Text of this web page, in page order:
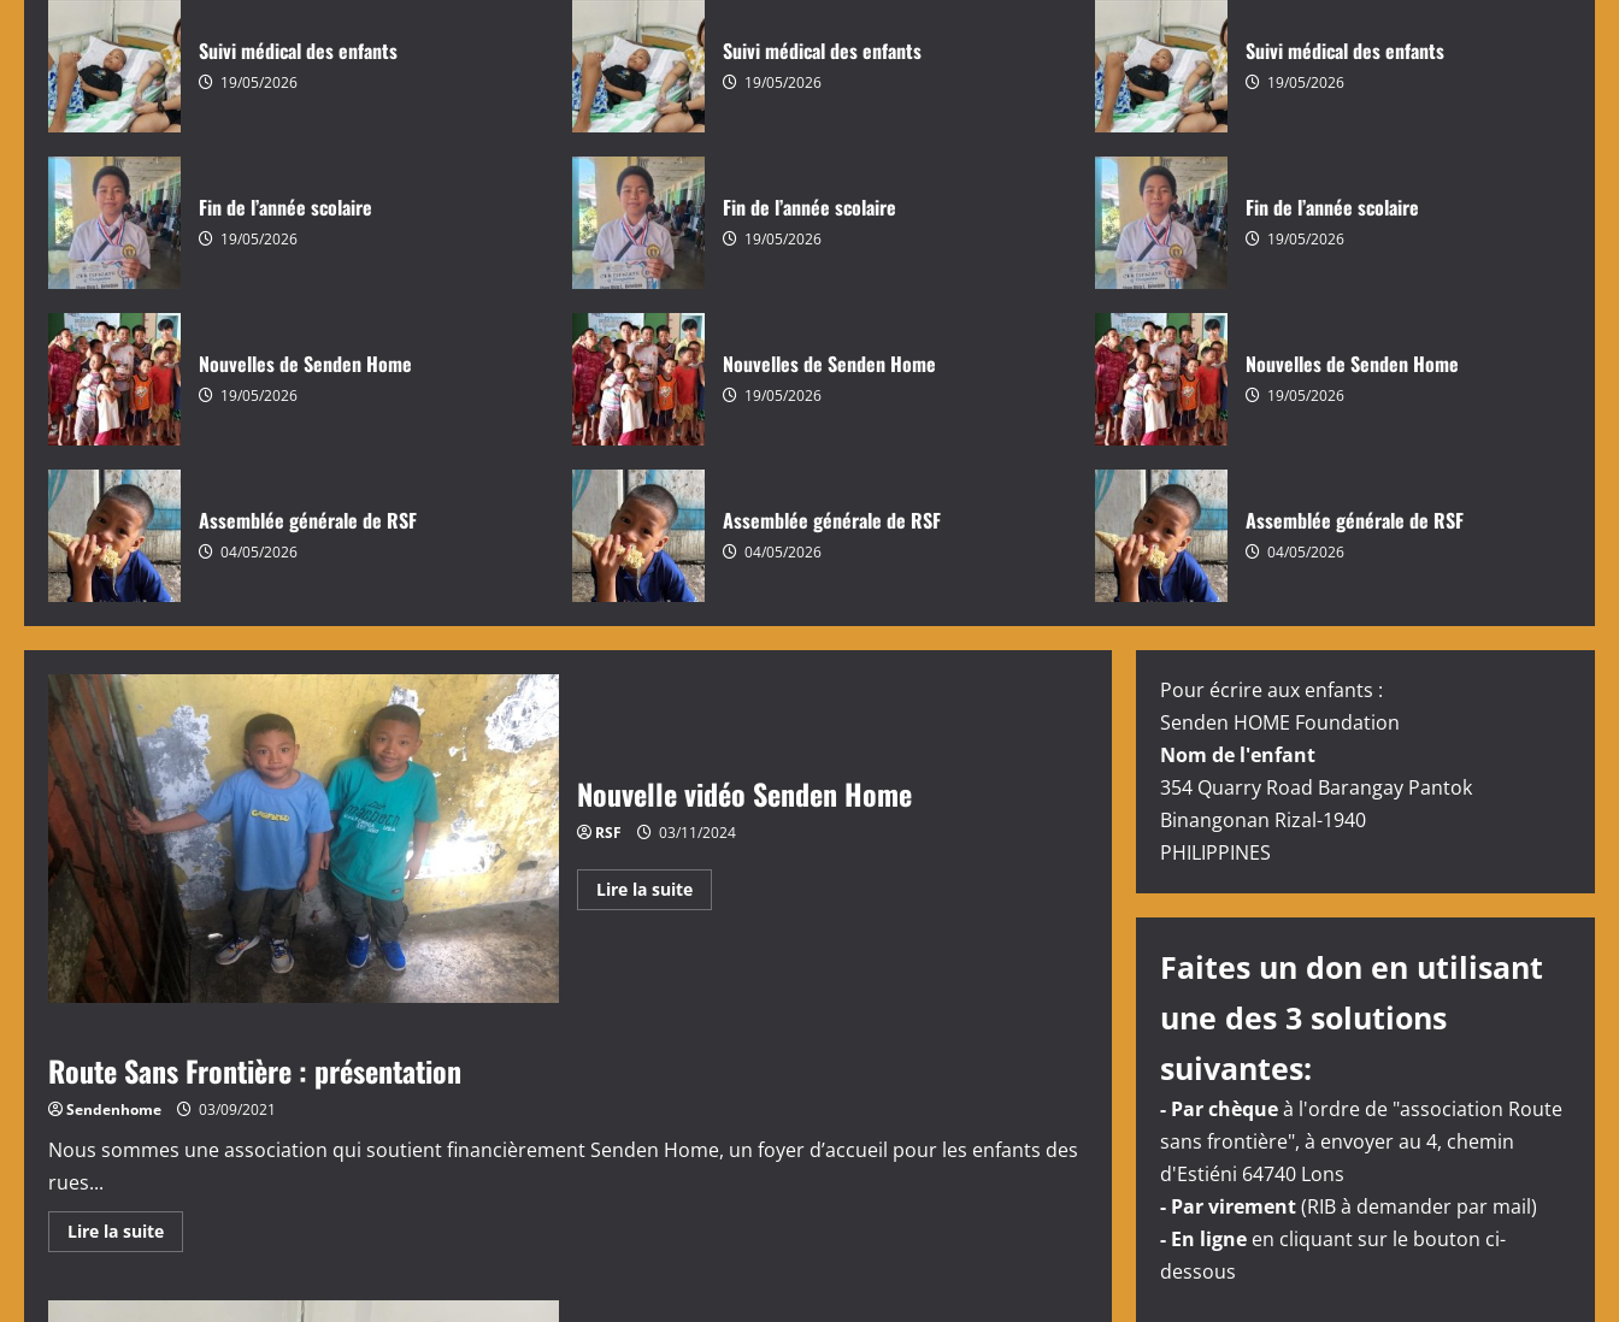
Suivi médical des enfants
19/05/2026
Fin de l’année scolaire
19/05/2026
Nouvelles de Senden Home
19/05/2026
Assemblée générale de RSF
04/05/2026
Suivi médical des enfants
19/05/2026
Fin de l’année scolaire
19/05/2026
Nouvelles de Senden Home
19/05/2026
Assemblée générale de RSF
04/05/2026
Suivi médical des enfants
19/05/2026
Fin de l’année scolaire
19/05/2026
Nouvelles de Senden Home
19/05/2026
Assemblée générale de RSF
04/05/2026
Nouvelle vidéo Senden Home
RSF 03/11/2024
Lire la suiteEn
savoir
Route Sans Frontière : présentation
Sendenhome 03/09/2021
Nous sommes une association qui soutient financièrement Senden Home, un foyer d’accueil pour les enfants des
rues...
Lire la suiteEn
savoir
Route
Pour écrire aux enfants :
Senden HOME Foundation
Nom de l'enfant
354 Quarry Road Barangay Pantok
Binangonan Rizal-1940
PHILIPPINES
Faites un don en utilisant
une des 3 solutions
suivantes:
- Par chèqueà l'ordre de "association Route
sans frontière", à envoyer au 4, chemin
d'Estiéni 64740 Lons
- Par virement(RIB à demander par mail)
- En ligneen cliquant sur le bouton ci-
dessous